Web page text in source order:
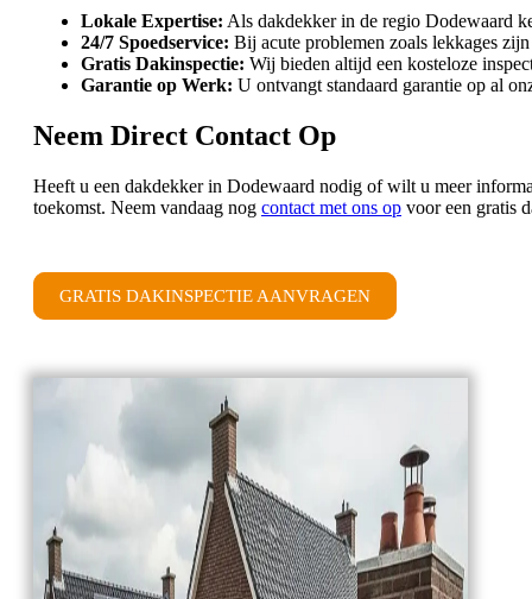
Lokale Expertise: Als dakdekker in de regio Dodewaard
24/7 Spoedservice: Bij acute problemen zoals lekkages
Gratis Dakinspectie: Wij bieden altijd een kosteloze
Garantie op Werk: U ontvangt standaard garantie op al
Neem Direct Contact Op
Heeft u een dakdekker in Dodewaard nodig of wilt u meer
toekomst. Neem vandaag nog contact met ons op voor een gratis
GRATIS DAKINSPECTIE AANVRAGEN